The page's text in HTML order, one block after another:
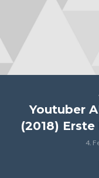
Youtuber
(2018)
4.